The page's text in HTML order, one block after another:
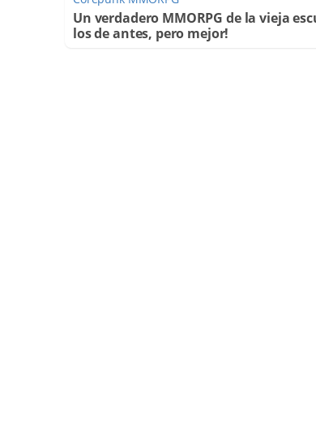
Un verdadero MMORPG de la vieja
los de antes, pero mejor!